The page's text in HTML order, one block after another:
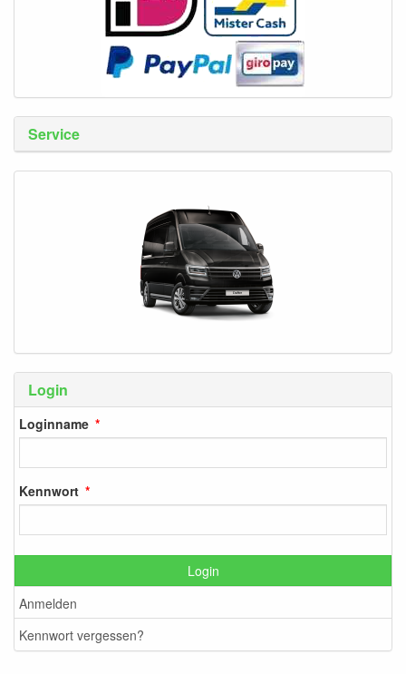
Service
Login
Loginname
Kennwort
Login
Anmelden
Kennwort vergessen?